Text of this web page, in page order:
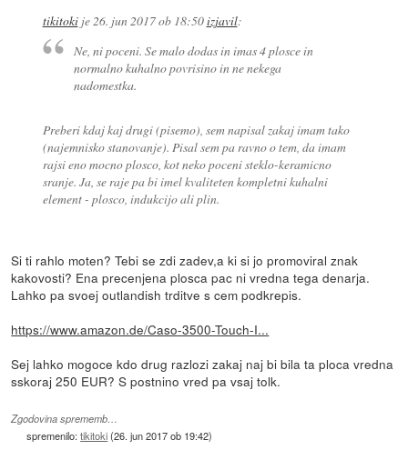
tikitokije26. jun 2017 ob 18:50izjavil:
Ne, ni poceni. Se malo dodas in imas 4 plosce in
normalno kuhalno povrisino in ne nekega
nadomestka.
Preberi kdaj kaj drugi (pisemo), sem napisal zakaj imam tako
(najemnisko stanovanje). Pisal sem pa ravno o tem, da imam
rajsi eno mocno plosco, kot neko poceni steklo-keramicno
sranje. Ja, se raje pa bi imel kvaliteten kompletni kuhalni
element - plosco, indukcijo ali plin.
Si ti rahlo moten? Tebi se zdi zadev,a ki si jo promoviral znak
kakovosti? Ena precenjena plosca pac ni vredna tega denarja.
Lahko pa svoej outlandish trditve s cem podkrepis.
https://www.amazon.de/Caso-3500-Touch-I...
Sej lahko mogoce kdo drug razlozi zakaj naj bi bila ta ploca vredna
sskoraj 250 EUR? S postnino vred pa vsaj tolk.
Zgodovina sprememb…
spremenilo:tikitoki(26. jun 2017 ob 19:42)